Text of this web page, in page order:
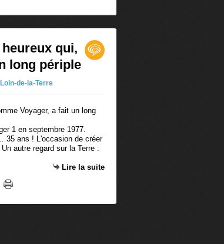
qui,
long périple
Loin-de-la-Terre
1 en septembre 1977.
35 ans ! L'occasion de créer
autre regard sur la Terre :
Lire la suite